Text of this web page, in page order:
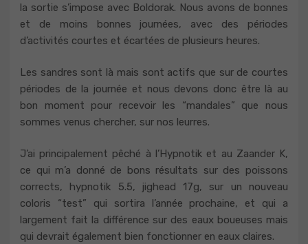
la sortie s’impose avec Boldorak. Nous avons de bonnes
et de moins bonnes journées, avec des périodes
d’activités courtes et écartées de plusieurs heures.
Les sandres sont là mais sont actifs que sur de courtes
périodes de la journée et nous devons donc être là au
bon moment pour recevoir les “mandales” que nous
sommes venus chercher, sur nos leurres.
J’ai principalement pêché à l’Hypnotik et au Zaander K,
ce qui m’a donné de bons résultats sur des poissons
corrects, hypnotik 5.5, jighead 17g, sur un nouveau
coloris “test” qui sortira l’année prochaine, et qui a
largement fait la différence sur des eaux boueuses mais
qui devrait également bien fonctionner en eaux claires.